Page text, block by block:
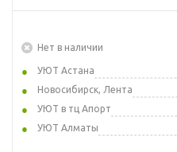
Нет в наличии
УЮТ Астана
Новосибирск, Лента
УЮТ в тц Апорт
УЮТ Алматы